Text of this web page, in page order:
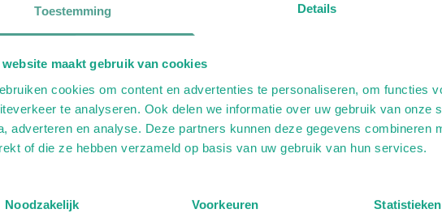
Toestemming Details
website maakt gebruik van cookies
cookies om content en advertenties te personaliseren, om functies
te analyseren. Ook delen we informatie over uw gebruik van onze
adverteren en analyse. Deze partners kunnen deze gegevens combineren
of die ze hebben verzameld op basis van uw gebruik van hun services.
Noodzakelijk
Voorkeuren Statistieken
niet vinden.
een andere pedicure.